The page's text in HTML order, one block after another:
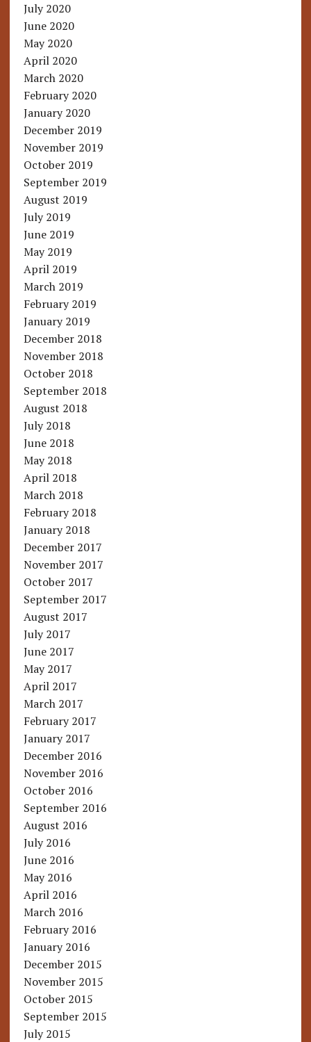
July 2020
June 2020
May 2020
April 2020
March 2020
February 2020
January 2020
December 2019
November 2019
October 2019
September 2019
August 2019
July 2019
June 2019
May 2019
April 2019
March 2019
February 2019
January 2019
December 2018
November 2018
October 2018
September 2018
August 2018
July 2018
June 2018
May 2018
April 2018
March 2018
February 2018
January 2018
December 2017
November 2017
October 2017
September 2017
August 2017
July 2017
June 2017
May 2017
April 2017
March 2017
February 2017
January 2017
December 2016
November 2016
October 2016
September 2016
August 2016
July 2016
June 2016
May 2016
April 2016
March 2016
February 2016
January 2016
December 2015
November 2015
October 2015
September 2015
July 2015